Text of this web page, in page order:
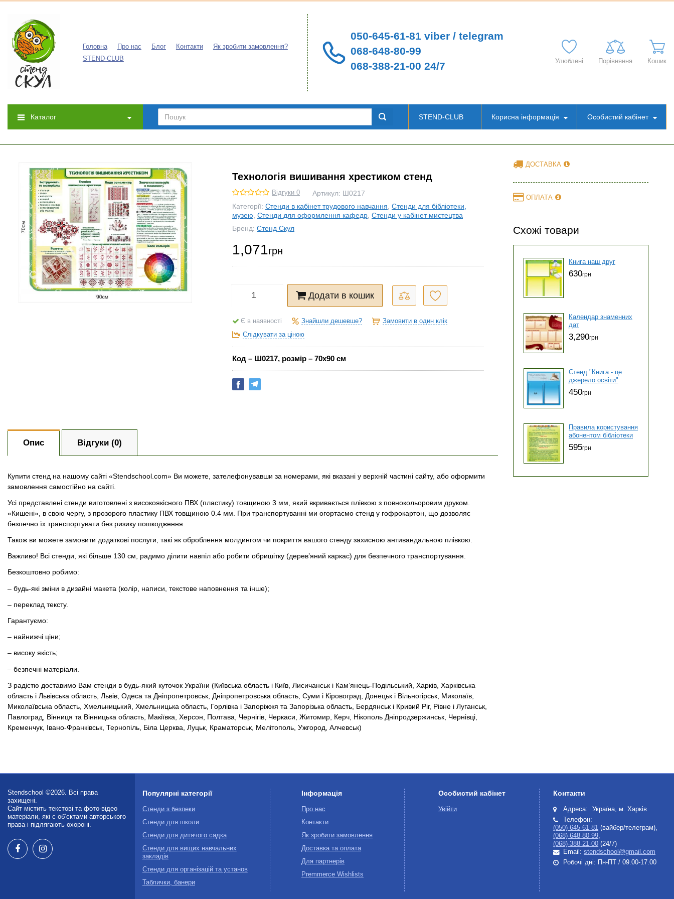
Головна Про нас Блог Контакти
Як зробити замовлення?
STEND-CLUB
050-645-61-81 viber / telegram
068-648-80-99
068-388-21-00 24/7
Улюблені Порівняння Кошик
Каталог STEND-CLUB Корисна інформація Особистий кабінет
Технологія вишивання хрестиком стенд
Відгуки 0 Артикул: Ш0217
Категорії: Стенди в кабінет трудового навчання Стенди для бібліотеки,
музею Стенди для оформлення кафедр Стенди у кабінет мистецтва
Бренд: Стенд Скул
1,071грн
Додати в кошик
Є в наявності Знайшли дешевше?
Замовити в один клік
Слідкувати за ціною
Код – Ш0217, розмір – 70х90 см
Опис
Купити стенд на нашому сайті «Stendschool.com» Ви можете, зателефонувавши за номерами, які вказані у верхній частині сайту, або оформити
замовлення самостійно на сайті.
Усі представлені стенди виготовлені з високоякісного ПВХ (пластику) товщиною 3 мм, який вкривається плівкою з повнокольоровим друком.
«Кишені», в свою чергу, з прозорого пластику ПВХ товщиною 0.4 мм. При транспортуванні ми огортаємо стенд у гофрокартон, що дозволяє
безпечно їх транспортувати без ризику пошкодження.
Також ви можете замовити додаткові послуги, такі як оброблення молдингом чи покриття вашого стенду захисною антивандальною плівкою.
Важливо! Всі стенди, які більше 130 см, радимо ділити навпіл або робити обришітку (дерев’яний каркас) для безпечного транспортування.
Безкоштовно робимо:
– будь-які зміни в дизайні макета (колір, написи, текстове наповнення та інше);
– переклад тексту.
Гарантуємо:
– найнижчі ціни;
– високу якість;
– безпечні матеріали.
З радістю доставимо Вам стенди в будь-який куточок України (Київська область і Київ, Лисичанськ і Кам’янець-Подільський, Харків, Харківська
область і Львівська область, Львів, Одеса та Дніпропетровськ, Дніпропетровська область, Суми і Кіровоград, Донецьк і Вільногірськ, Миколаїв,
Миколаївська область, Хмельницький, Хмельницька область, Горлівка і Запоріжжя та Запорізька область, Бердянськ і Кривий Ріг, Рівне і Луганськ,
Павлоград, Вінниця та Вінницька область, Макіївка, Херсон, Полтава, Чернігів, Черкаси, Житомир, Керч, Нікополь Дніпродзержинськ, Чернівці,
Кременчук, Івано-Франківськ, Тернопіль, Біла Церква, Луцьк, Краматорськ, Мелітополь, Ужгород, Алчевськ)
Відгуки (0)
ДОСТАВКА
ОПЛАТА
Схожі товари
Книга наш друг
630грн
Календар знаменних
дат
3,290грн
Стенд "Книга - це
джерело освіти"
450грн
Правила користування
абонентом бібліотеки
595грн
Stendschool ©2026. Всі права
захищені.
Сайт містить текстові та фото-відео
матеріали, які є об’єктами авторського
права і підлягають охороні.
Популярні категорії
Стенди з безпеки
Стенди для школи
Стенди для дитячого садка
Стенди для вищих навчальних
закладів
Стенди для організацій та установ
Таблички, банери
Інформація
Про нас
Контакти
Як зробити замовлення
Доставка та оплата
Для партнерів
Premmerce Wishlists
Особистий кабінет
Увійти
Контакти
Адреса:
Україна, м. Харків
Телефон:
(050)-645-61-81 (вайбер/телеграм),
(068)-648-80-99,
(068)-388-21-00 (24/7)
Email:stendschool@gmail.com
Робочі дні: Пн-ПТ / 09.00-17.00